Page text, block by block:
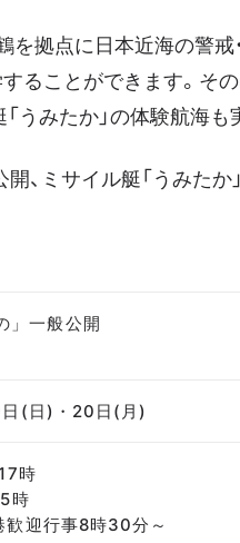
を拠点に日本近海の警戒
ることができます。そ
うみたか」の体験航海
、ミサイル艇「うみた
」一般公開
(日)・20日(月)
時
時
迎行事8時30分～